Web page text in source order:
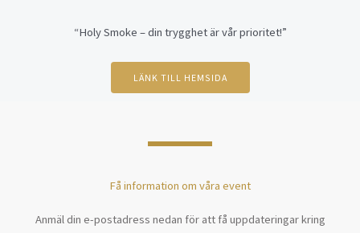
“Holy Smoke – din trygghet är vår prioritet!”
LÄNK TILL HEMSIDA
Få information om våra event
Anmäl din e-postadress nedan för att få uppdateringar kring